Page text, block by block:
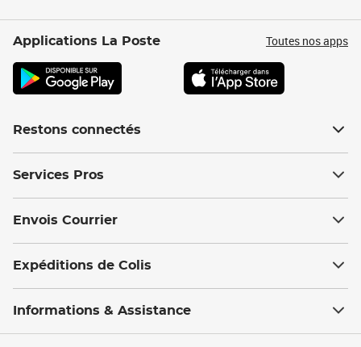
Applications La Poste Toutes nos apps
Restons connectés
Services Pros
Envois Courrier
Expéditions de Colis
Informations & Assistance